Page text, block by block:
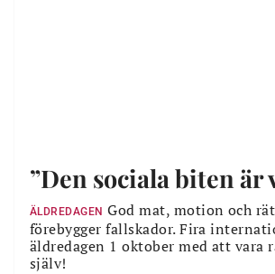
”Den sociala biten är
ÄLDREDAGEN God mat, motion och
förebygger fallskador. Fira
äldredagen 1 oktober med att vara
själv!